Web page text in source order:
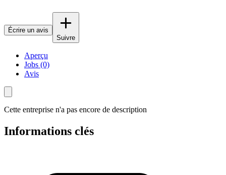
Écrire un avis
Suivre
Aperçu
Jobs (0)
Avis
Cette entreprise n'a pas encore de description
Informations clés